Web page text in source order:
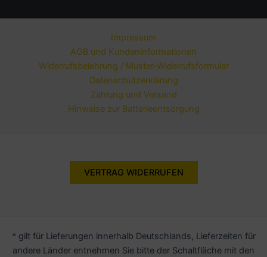
Impressum
AGB und Kundeninformationen
Widerrufsbelehrung / Muster-Widerrufsformular
Datenschutzerklärung
Zahlung und Versand
Hinweise zur Batterieentsorgung
VERTRAG WIDERRUFEN
* gilt für Lieferungen innerhalb Deutschlands, Lieferzeiten für
andere Länder entnehmen Sie bitte der Schaltfläche mit den